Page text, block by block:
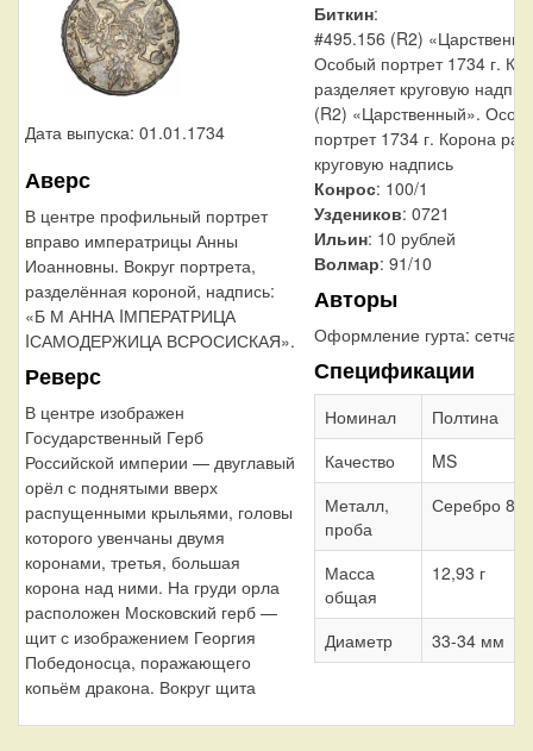
Дата выпуска: 01.01.1734
Аверс
В центре профильный портрет
вправо императрицы Анны
Иоанновны. Вокруг портрета,
разделённая короной, надпись:
«Б М АННА IМПЕРАТРИЦА
IСАМОДЕРЖИЦА ВСРОСИСКАЯ».
Реверс
В центре изображен
Государственный Герб
Российской империи — двуглавый
орёл с поднятыми вверх
распущенными крыльями, головы
которого увенчаны двумя
коронами, третья, большая
корона над ними. На груди орла
расположен Московский герб —
щит с изображением Георгия
Победоносца, поражающего
копьём дракона. Вокруг щита
Биткин:
#495.156 (R2)
Особый портрет 1734 г.
разделяет круговую
(R2) «Царственный».
портрет 1734 г. Корона
круговую надпись
Конрос: 100/1
Уздеников: 0721
Ильин: 10 рублей
Волмар: 91/10
Авторы
Оформление гурта:
Спецификации
Номинал
Полтина
Качество
MS
Металл,
проба
Серебро 802
Масса
общая
12,93 г
Диаметр 33-34 мм